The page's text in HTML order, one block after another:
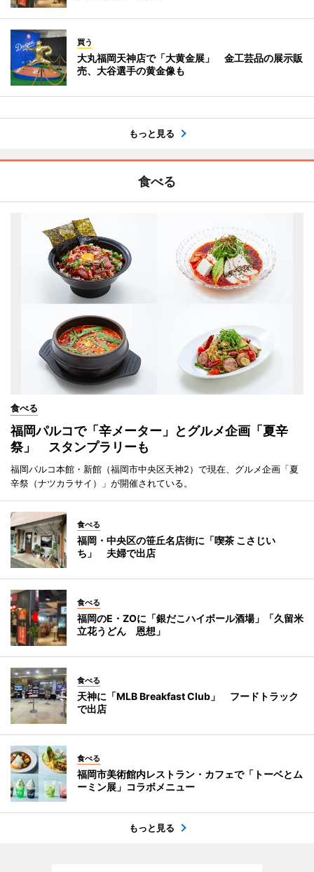
買う
大丸福岡天神店で「大黄金展」 金工芸品の展示販
売、大谷選手の黄金像も
もっと見る
食べる
食べる
福岡パルコで「辛メーター」とグルメ企画「夏辛
祭」 スタンプラリーも
福岡パルコ本館・新館（福岡市中央区天神2）で現在、グルメ企画「夏
辛祭（ナツカラサイ）」が開催されている。
食べる
福岡・中央区の笹丘名店街に「喫茶 こさじい
ち」 夫婦で出店
食べる
福岡のE・ZOに「銀だこハイボール酒場」「久留米
立花うどん 恩想」
食べる
天神に「MLB Breakfast Club」 フードトラック
で出店
食べる
福岡市美術館内レストラン・カフェで「トーベとム
ーミン展」コラボメニュー
もっと見る